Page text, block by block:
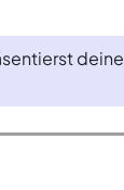
deine